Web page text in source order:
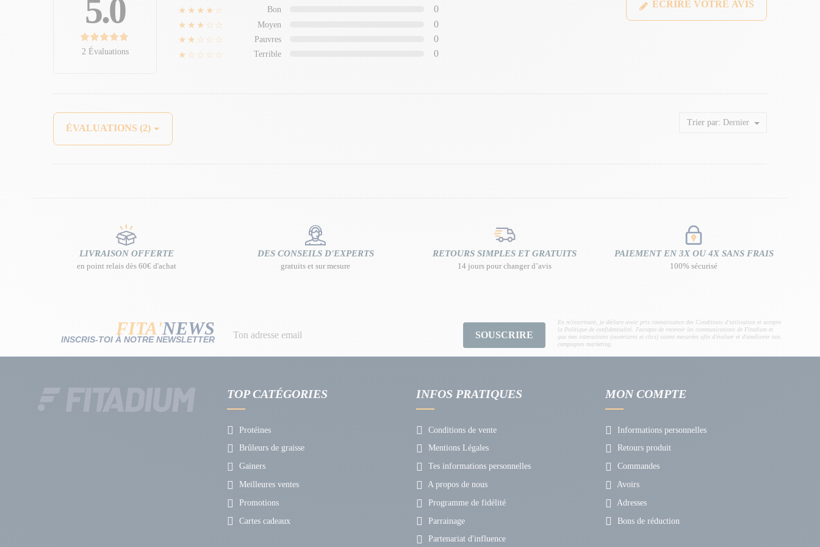
5.0
2 Évaluations
★★★★☆
Bon
0
★★★☆☆
Moyen
0
★★☆☆☆
Pauvres
0
★☆☆☆☆
Terrible 0
ÉCRIRE VOTRE AVIS
ÉVALUATIONS (2)
Trier par: Dernier
LIVRAISON OFFERTE
en point relais dès 60€ d'achat
DES CONSEILS D'EXPERTS
gratuits et sur mesure
RETOURS SIMPLES ET GRATUITS
14 jours pour changer d’avis
PAIEMENT EN 3X OU 4X SANS FRAIS
100% sécurisé
FITA'NEWS
INSCRIS-TOI À NOTRE NEWSLETTER SOUSCRIRE
En m'inscrivant, je déclare avoir pris connaissance des Conditions d’utilisation et accepte
la Politique de confidentialité. J'accepte de recevoir les communications de Fitadium et
que mes interactions (ouvertures et clics) soient mesurées afin d'évaluer et d'améliorer nos
campagnes marketing.
TOP CATÉGORIES
Protéines
Brûleurs de graisse
Gainers
Meilleures ventes
Promotions
Cartes cadeaux
INFOS PRATIQUES
Conditions de vente
Mentions Légales
Tes informations personnelles
A propos de nous
Programme de fidélité
Parrainage
Partenariat d'influence
MON COMPTE
Informations personnelles
Retours produit
Commandes
Avoirs
Adresses
Bons de réduction